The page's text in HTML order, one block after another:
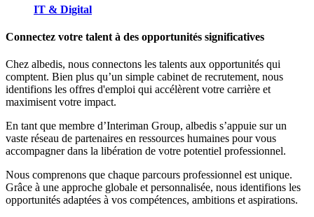
IT & Digital
Connectez votre talent à des opportunités significatives
Chez albedis, nous connectons les talents aux opportunités qui
comptent. Bien plus qu’un simple cabinet de recrutement, nous
identifions les offres d'emploi qui accélèrent votre carrière et
maximisent votre impact.
En tant que membre d’Interiman Group, albedis s’appuie sur un
vaste réseau de partenaires en ressources humaines pour vous
accompagner dans la libération de votre potentiel professionnel.
Nous comprenons que chaque parcours professionnel est unique.
Grâce à une approche globale et personnalisée, nous identifions les
opportunités adaptées à vos compétences, ambitions et aspirations.